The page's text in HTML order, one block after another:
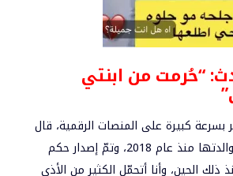
“حُرمت من ابنتي
بسرعة كبيرة على المنصات الرقمية، قال
والد رندة: انفصلت عن والدتها منذ عام 2018، وتمّ إصدار حكم
في 2022، ومنذ ذلك الحين، وأنا أتحمّل الكثير من الأذى